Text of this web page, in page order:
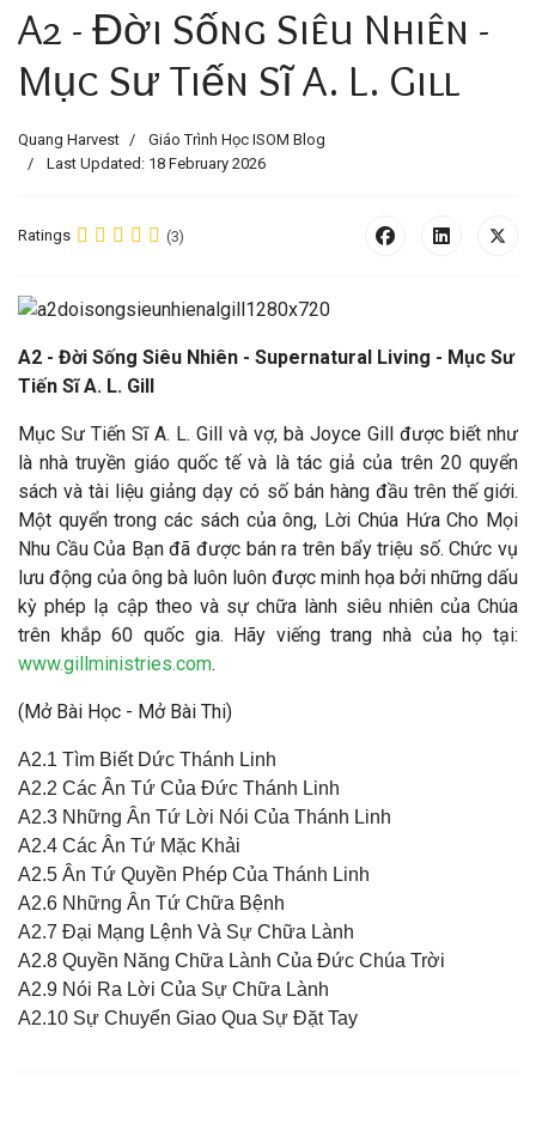
A2 - Đời Sống Siêu Nhiên -
Mục Sư Tiến Sĩ A. L. Gill
Quang Harvest
Giáo Trình Học ISOM Blog
Last Updated: 18 February 2026
Ratings (3)
A2 - Đời Sống Siêu Nhiên - Supernatural Living - Mục Sư
Tiến Sĩ A. L. Gill
Mục Sư Tiến Sĩ A. L. Gill và vợ, bà Joyce Gill được biết như
là nhà truyền giáo quốc tế và là tác giả của trên 20 quyển
sách và tài liệu giảng dạy có số bán hàng đầu trên thế giới.
Một quyển trong các sách của ông, Lời Chúa Hứa Cho Mọi
Nhu Cầu Của Bạn đã được bán ra trên bẩy triệu số. Chức vụ
lưu động của ông bà luôn luôn được minh họa bởi những dấu
kỳ phép lạ cập theo và sự chữa lành siêu nhiên của Chúa
trên khắp 60 quốc gia. Hãy viếng trang nhà của họ tại:
www.gillministries.com.
(Mở Bài Học - Mở Bài Thi)
A2.1 Tìm Biết Dức Thánh Linh
A2.2 Các Ân Tứ Của Đức Thánh Linh
A2.3 Những Ân Tứ Lời Nói Của Thánh Linh
A2.4 Các Ân Tứ Mặc Khải
A2.5 Ân Tứ Quyền Phép Của Thánh Linh
A2.6 Những Ân Tứ Chữa Bệnh
A2.7 Đại Mạng Lệnh Và Sự Chữa Lành
A2.8 Quyền Năng Chữa Lành Của Đức Chúa Trời
A2.9 Nói Ra Lời Của Sự Chữa Lành
A2.10 Sự Chuyển Giao Qua Sự Đặt Tay